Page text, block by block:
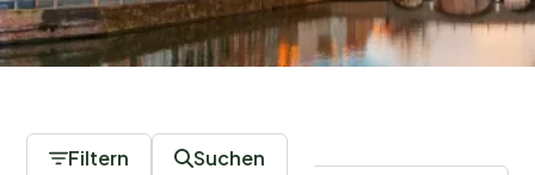
Filtern Suchen